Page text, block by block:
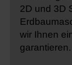
2D und 3D
wir Ihnen
garantieren.